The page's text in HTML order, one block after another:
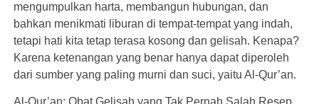
mengumpulkan harta, membangun hubungan, dan
bahkan menikmati liburan di tempat-tempat yang indah,
tetapi hati kita tetap terasa kosong dan gelisah. Kenapa?
Karena ketenangan yang benar hanya dapat diperoleh
dari sumber yang paling murni dan suci, yaitu Al-Qur’an.